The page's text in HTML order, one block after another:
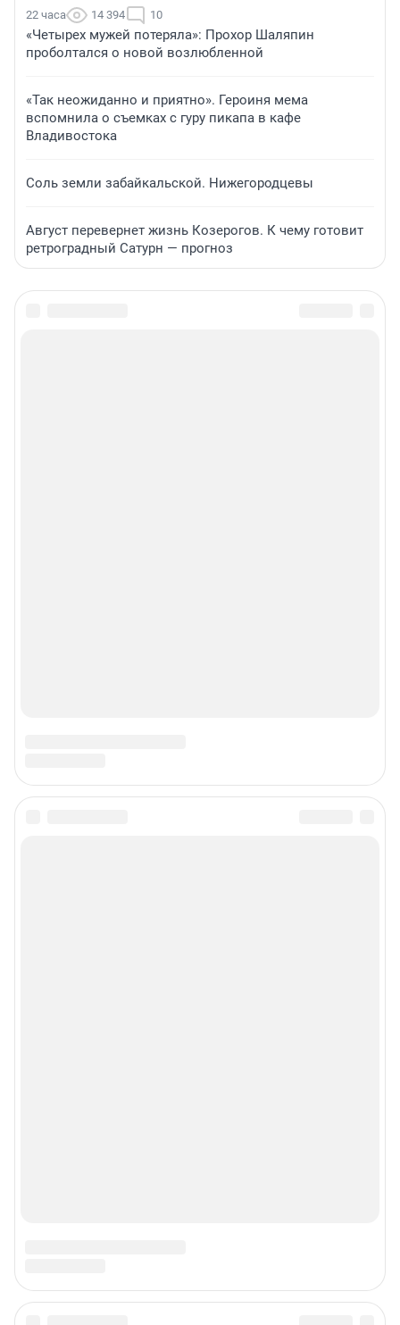
22 часа 14 394 10
«Четырех мужей потеряла»: Прохор Шаляпин
проболтался о новой возлюбленной
«Так неожиданно и приятно». Героиня мема
вспомнила о съемках с гуру пикапа в кафе
Владивостока
Соль земли забайкальской. Нижегородцевы
Август перевернет жизнь Козерогов. К чему готовит
ретроградный Сатурн — прогноз